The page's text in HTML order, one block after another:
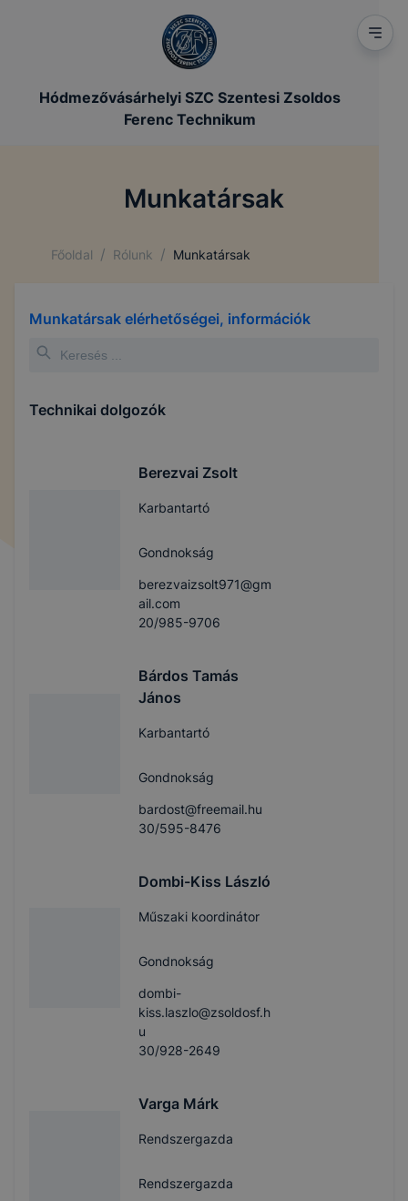
Hódmezővásárhelyi SZC Szentesi Zsoldos
Ferenc Technikum
Munkatársak
Főoldal / Rólunk / Munkatársak
Munkatársak elérhetőségei, információk
Technikai dolgozók
Berezvai Zsolt
Karbantartó
Gondnokság
berezvaizsolt971@gm
ail.com
20/985-9706
Bárdos Tamás
János
Karbantartó
Gondnokság
bardost@freemail.hu
30/595-8476
Dombi-Kiss László
Műszaki koordinátor
Gondnokság
dombi-
kiss.laszlo@zsoldosf.h
u
30/928-2649
Varga Márk
Rendszergazda
Rendszergazda